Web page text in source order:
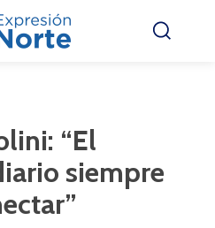
“El
siempre